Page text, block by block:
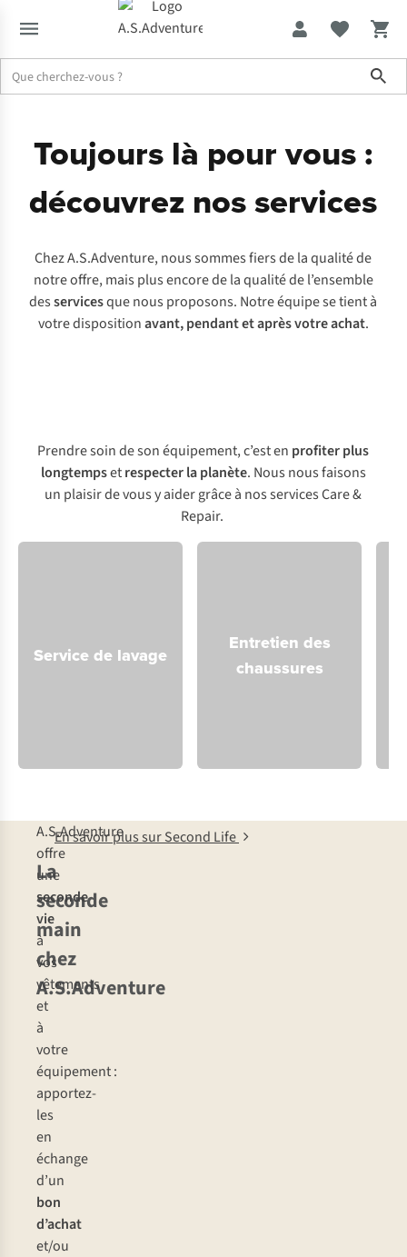
Toujours là pour vous :
découvrez nos services
Chez A.S.Adventure, nous sommes fiers de la qualité de
notre offre, mais plus encore de la qualité de l’ensemble
desservicesque nous proposons. Notre équipe se tient à
votre dispositionavant, pendant et après votre achat.
Prendre soin de son équipement, c’est en profiter plus
longtempsetrespecter la planète. Nous nous faisons
un plaisir de vous y aider grâce à nos services Care &
Repair.
Service de lavage
Entretien des
chaussures
La
seconde
main
chez
A.S.Adventure
A.S.Adventure
offre
une
seconde
vie
à
vos
vêtements
et
à
votre
équipement :
apportez-
les
en
échange
d’un
bon
d’achat
et/ou
En savoir plus sur Second Life